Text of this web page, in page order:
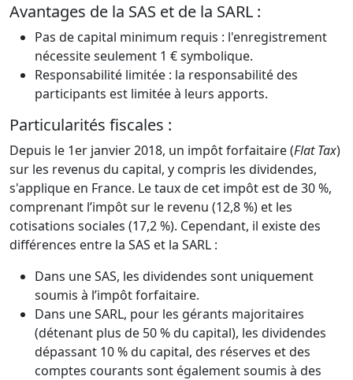
Avantages de la SAS et de la SARL :
Pas de capital minimum requis : l'enregistrement
nécessite seulement 1 € symbolique.
Responsabilité limitée : la responsabilité des
participants est limitée à leurs apports.
Particularités fiscales :
Depuis le 1er janvier 2018, un impôt forfaitaire (Flat Tax)
sur les revenus du capital, y compris les dividendes,
s'applique en France. Le taux de cet impôt est de 30 %,
comprenant l’impôt sur le revenu (12,8 %) et les
cotisations sociales (17,2 %). Cependant, il existe des
différences entre la SAS et la SARL :
Dans une SAS, les dividendes sont uniquement
soumis à l’impôt forfaitaire.
Dans une SARL, pour les gérants majoritaires
(détenant plus de 50 % du capital), les dividendes
dépassant 10 % du capital, des réserves et des
comptes courants sont également soumis à des